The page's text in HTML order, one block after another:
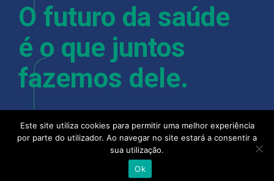
O futuro da saúde
é o que juntos
fazemos dele.
Com mais de 400 colaboradores, instalações em
Lisboa, Porto, Almancil, Castelo Branco, Açores e
Madeira, a Alliance Healthcare e as suas pessoas
acreditam que quando se junta a experiência,
Este site utiliza cookies para permitir uma melhor experiência
por parte do utilizador. Ao navegar no site estará a consentir a
sua utilização.
Ok